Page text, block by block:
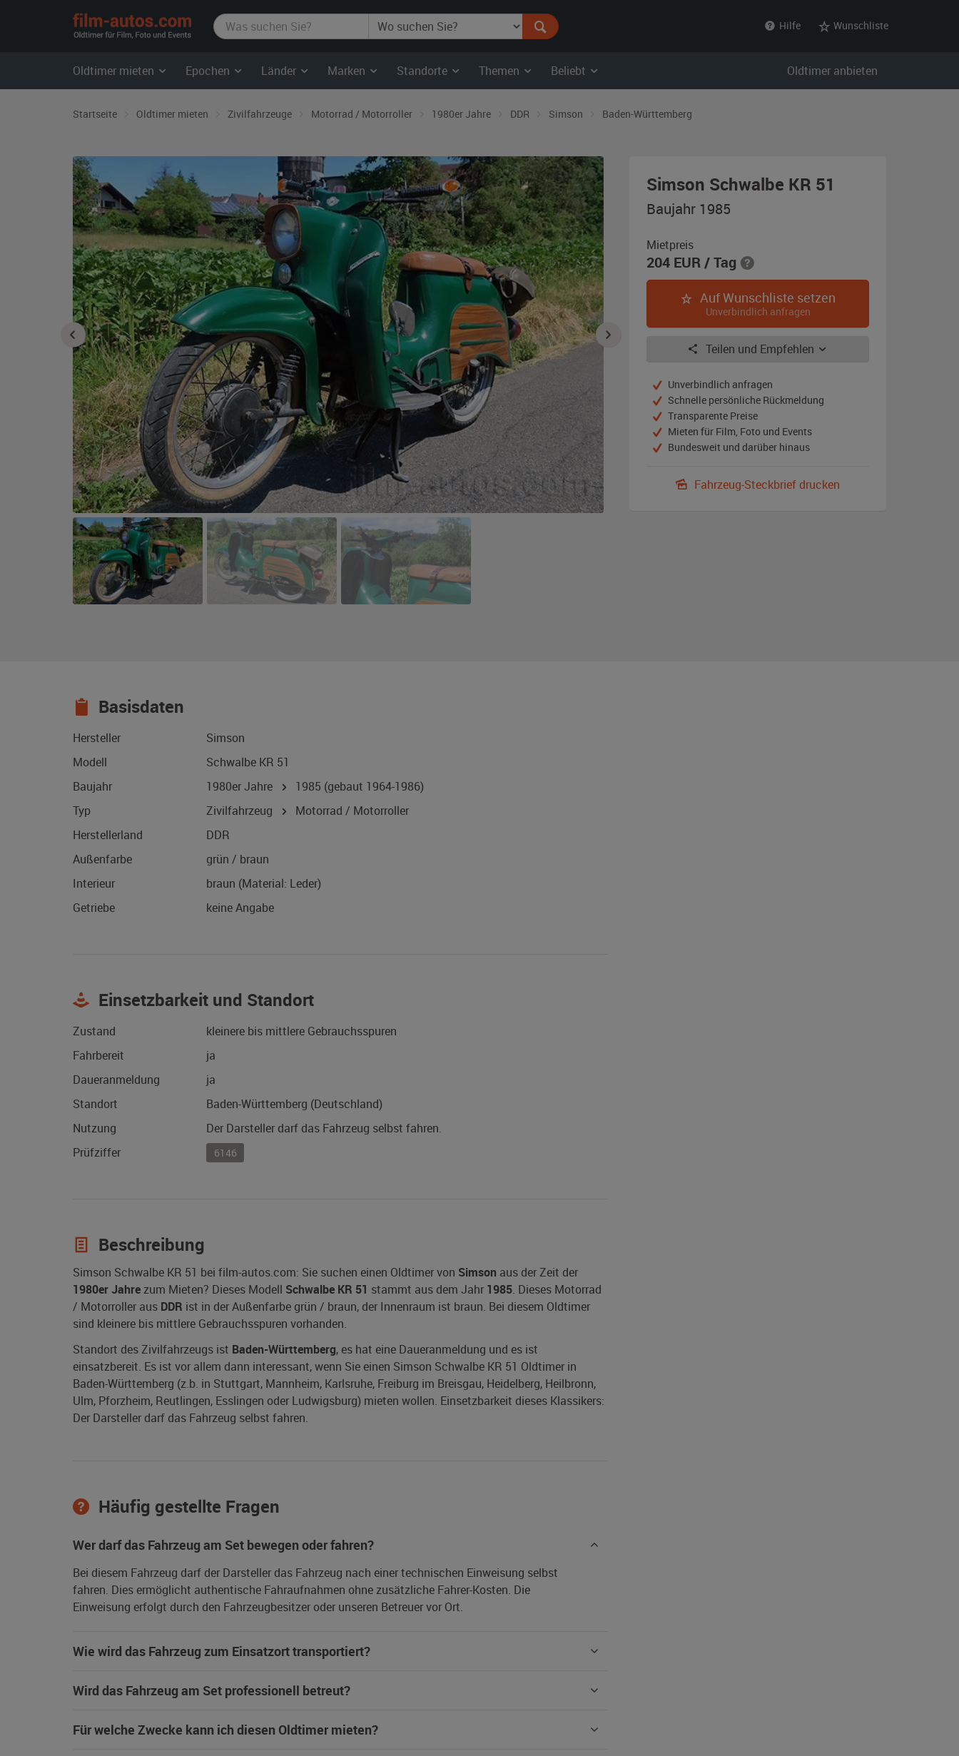
film-
autos.com
Hilfe Wunschliste
Oldtimer mieten Epochen Länder Marken Standorte Themen Beliebt Oldtimer anbieten
Startseite Oldtimer mieten Zivilfahrzeuge Motorrad / Motorroller 1980er Jahre DDR Simson Baden-Württemberg
Simson Schwalbe KR 51
braun
Baujahr 1985
Mietpreis
204 EUR/ Tag
Auf Wunschliste setzen
Unverbindlich anfragen
Teilen und Empfehlen
Unverbindlich anfragen
Schnelle persönliche Rückmeldung
Transparente Preise
Mieten für Film, Foto und Events
Bundesweit und darüber hinaus
Fahrzeug-Steckbrief drucken
Basisdaten
Hersteller
Simson
Modell
Schwalbe KR 51
Baujahr
1980er Jahre 1985 (gebaut 1964-1986)
Typ
Zivilfahrzeug
Motorrad / Motorroller
Herstellerland
DDR
Außenfarbe
grün / braun
Interieur
braun (Material: Leder)
Getriebe
keine Angabe
Einsetzbarkeit und Standort
Zustand
kleinere bis mittlere Gebrauchsspuren
Fahrbereit
ja
Daueranmeldung
ja
Standort
Baden-Württemberg (Deutschland)
Nutzung
Der Darsteller darf das Fahrzeug selbst fahren.
Prüfziffer
6146
Beschreibung
Simson Schwalbe KR 51 bei film-autos.com: Sie suchen einen Oldtimer von Simson aus der Zeit der
1980er Jahrezum Mieten? Dieses Modell Schwalbe KR 51 stammt aus dem Jahr 1985. Dieses Motorrad
/ Motorroller aus DDR ist in der Außenfarbe grün / braun, der Innenraum ist braun. Bei diesem Oldtimer
sind kleinere bis mittlere Gebrauchsspuren vorhanden.
Standort des Zivilfahrzeugs ist Baden-Württemberg, es hat eine Daueranmeldung und es ist
einsatzbereit. Es ist vor allem dann interessant, wenn Sie einen Simson Schwalbe KR 51 Oldtimer in
Baden-Württemberg (z.b. in Stuttgart, Mannheim, Karlsruhe, Freiburg im Breisgau, Heidelberg, Heilbronn,
Ulm, Pforzheim, Reutlingen, Esslingen oder Ludwigsburg) mieten wollen. Einsetzbarkeit dieses Klassikers:
Der Darsteller darf das Fahrzeug selbst fahren.
Häufig gestellte Fragen
Wer darf das Fahrzeug am Set bewegen oder fahren?
Bei diesem Fahrzeug darf der Darsteller das Fahrzeug nach einer technischen Einweisung selbst
fahren. Dies ermöglicht authentische Fahraufnahmen ohne zusätzliche Fahrer-Kosten. Die
Einweisung erfolgt durch den Fahrzeugbesitzer oder unseren Betreuer vor Ort.
Wie wird das Fahrzeug zum Einsatzort transportiert?
Wird das Fahrzeug am Set professionell betreut?
Für welche Zwecke kann ich diesen Oldtimer mieten?